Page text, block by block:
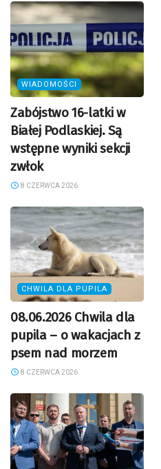
WIADOMOŚCI
Zabójstwo 16-latki w
Białej Podlaskiej. Są
wstępne wyniki sekcji
zwłok
8 CZERWCA 2026
CHWILA DLA PUPILA
08.06.2026 Chwila dla
pupila – o wakacjach z
psem nad morzem
8 CZERWCA 2026